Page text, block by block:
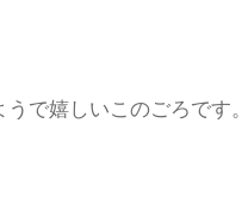
で嬉しいこのごろです。